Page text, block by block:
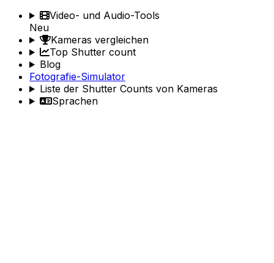
Video- und Audio-Tools
Neu
Kameras vergleichen
Top Shutter count
Blog
Fotografie-Simulator
Liste der Shutter Counts von Kameras
Sprachen